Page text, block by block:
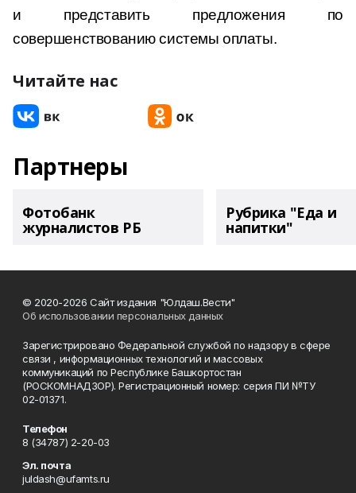
и представить предложения по
совершенствованию системы оплаты.
Читайте нас
Партнеры
Фотобанк
журналистов РБ
Рубрика "Еда и
напитки"
© 2020-2026 Сайт издания "Юлдаш.Вести"
Об использовании персональных данных
Зарегистрировано Федеральной службой по надзору в сфере
связи , информационных технологий и массовых
коммуникаций по Республике Башкортостан
(РОСКОМНАДЗОР). Регистрационный номер: серия ПИ №ТУ
02-01371.
Телефон
8 (34787) 2-20-03
Эл. почта
juldash@ufamts.ru